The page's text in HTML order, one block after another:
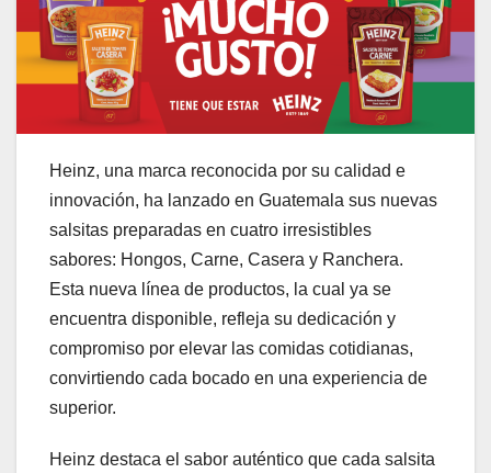
Heinz, una marca reconocida por su calidad e
innovación, ha lanzado en Guatemala sus nuevas
salsitas preparadas en cuatro irresistibles
sabores: Hongos, Carne, Casera y Ranchera.
Esta nueva línea de productos, la cual ya se
encuentra disponible, refleja su dedicación y
compromiso por elevar las comidas cotidianas,
convirtiendo cada bocado en una experiencia de
superior.
Heinz destaca el sabor auténtico que cada salsita